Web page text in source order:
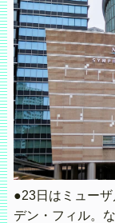
●23日はミュー
デン・フィル。